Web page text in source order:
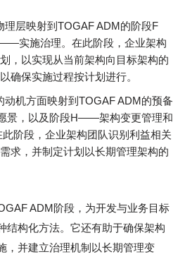
理层映射到TOGAF ADM的阶段F
实施治理。在此阶段，企业架构
，以实现从当前架构向目标架构的
确保实施过程按计划进行。
动机方面映射到TOGAF ADM的预备
景，以及阶段H——架构变更管理和
阶段，企业架构团队识别利益相关
求，并制定计划以长期管理架构的
ADM阶段，为开发与业务目标
结构化方法。它还有助于确保架构
，并建立治理机制以长期管理变